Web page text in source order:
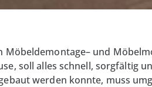
Möbeldemontage– und
soll alles schnell, sorgfältig
werden konnte, muss